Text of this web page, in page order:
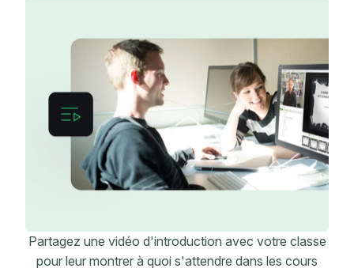
Partagez une vidéo d'introduction avec votre classe
pour leur montrer à quoi s'attendre dans les cours